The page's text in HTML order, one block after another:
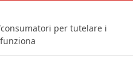
per tutelare i